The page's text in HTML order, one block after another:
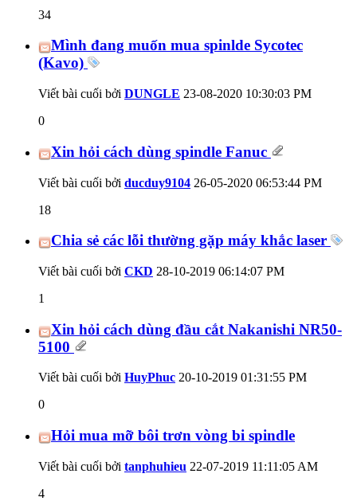
34
Mình đang muốn mua spinlde Sycotec
(Kavo)
Viết bài cuối bởi DUNGLE 23-08-2020 10:30:03 PM
0
Xin hỏi cách dùng spindle Fanuc
Viết bài cuối bởi ducduy9104 26-05-2020 06:53:44 PM
18
Chia sẻ các lỗi thường gặp máy khắc laser
Viết bài cuối bởi CKD 28-10-2019 06:14:07 PM
1
Xin hỏi cách dùng đầu cắt Nakanishi NR50-
5100
Viết bài cuối bởi HuyPhuc 20-10-2019 01:31:55 PM
0
Hỏi mua mỡ bôi trơn vòng bi spindle
Viết bài cuối bởi tanphuhieu 22-07-2019 11:11:05 AM
4